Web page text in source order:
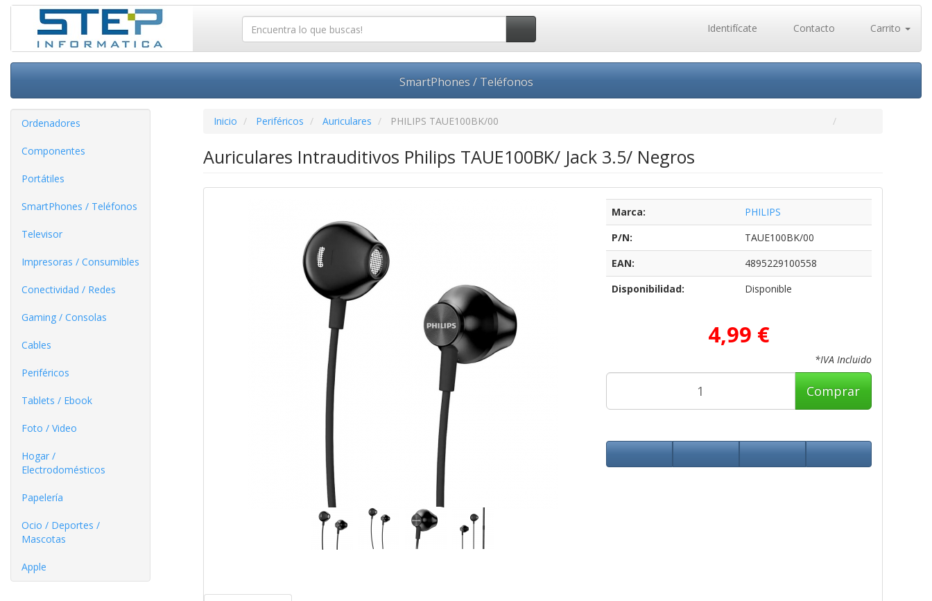
Identifícate Contacto Carrito
SmartPhones / Teléfonos
Ordenadores
Componentes
Portátiles
SmartPhones / Teléfonos
Televisor
Impresoras / Consumibles
Conectividad / Redes
Gaming / Consolas
Cables
Periféricos
Tablets / Ebook
Foto / Video
Hogar /
Electrodomésticos
Papelería
Ocio / Deportes /
Mascotas
Apple
Inicio Periféricos Auriculares PHILIPS TAUE100BK/00
Auriculares Intrauditivos Philips TAUE100BK/ Jack 3.5/ Negros
Marca:
PHILIPS
P/N:
TAUE100BK/00
EAN:
4895229100558
Disponibilidad:
Disponible
4,99 €
*IVA Incluido
Comprar